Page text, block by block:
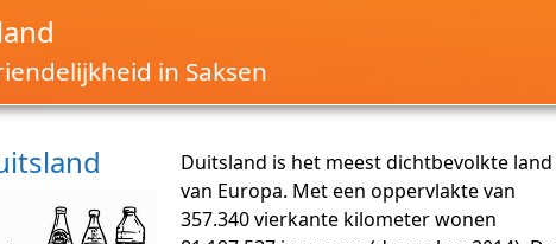
in Saksen
Duitsland is het meest dichtbevolkte land
van Europa. Met een oppervlakte van
357.340 vierkante kilometer wonen